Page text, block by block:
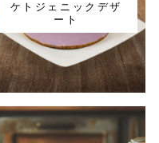
ケトジェニックデザ
ート